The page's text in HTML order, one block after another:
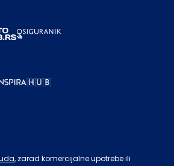
, zarad komercijalne upotrebe ili